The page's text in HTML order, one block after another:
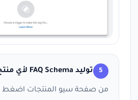
5 توليد FAQ Schema لأي منتج